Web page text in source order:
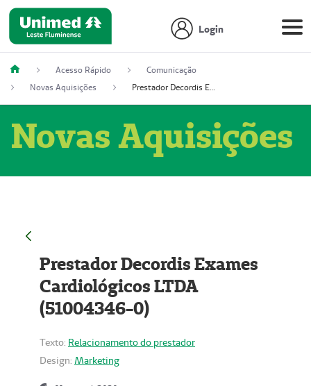
Login
Acesso Rápido
Comunicação
Novas Aquisições
Prestador Decordis Exames Cardiológicos LTDA (51004346-0)
Novas Aquisições
Prestador Decordis Exames
Cardiológicos LTDA
(51004346-0)
Texto: Relacionamento do prestador
Design: Marketing